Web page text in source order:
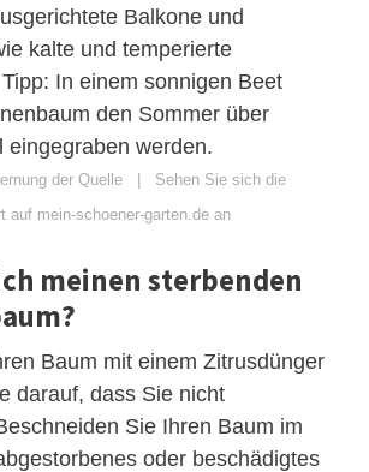
Balkone und
kalte und temperierte
In einem sonnigen Beet
den Sommer über
eingegraben werden.
der Quelle | Sehen Sie sich die
auf mein-schoener-garten.de an
meinen sterbenden
Baum mit einem Zitrusdünger
darauf, dass Sie nicht
Sie Ihren Baum im
oder beschädigtes